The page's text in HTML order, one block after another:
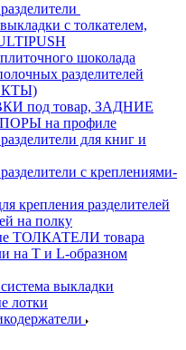
с толкателем,
шоколада
разделителей
под товар, ЗАДНИЕ
на профиле
для книг и
с креплениями-
крепления разделителей
на полку
ТОЛКАТЕЛИ товара
на Т и L-образном
выкладки
лотки